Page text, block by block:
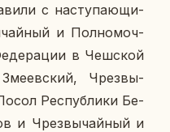
с на­сту­па­ю­щи­
и Пол­но­моч­
в Чеш­ской
Чрез­вы­
Рес­пуб­ли­ки Бе­
и Чрез­вы­чай­ный и